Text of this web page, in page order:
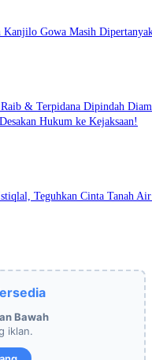
Gowa Masih
& Terpidana Dipindah
Hukum ke Kejaksaan!
Teguhkan Cinta Tanah
Bawah
iklan.